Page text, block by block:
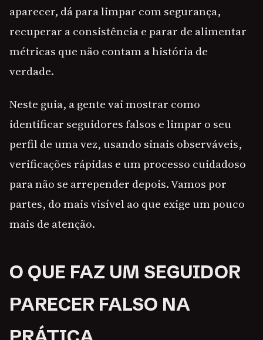
aparecer, dá para limpar com segurança,
recuperar a consistência e parar de alimentar
métricas que não contam a história de
verdade.
Neste guia, a gente vai mostrar como
identificar seguidores falsos e limpar o seu
perfil de uma vez, usando sinais observáveis,
verificações rápidas e um processo cuidadoso
para não se arrepender depois. Vamos por
partes, do mais visível ao que exige um pouco
mais de atenção.
O QUE FAZ UM SEGUIDOR
PARECER FALSO NA